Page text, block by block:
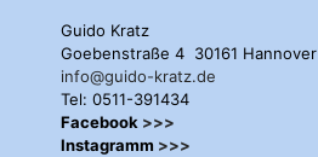
Guido Kratz
Goebenstraße 4 30161 Hannover
info@guido-kratz.de
Tel: 0511-391434
Facebook >>>
Instagramm >>>